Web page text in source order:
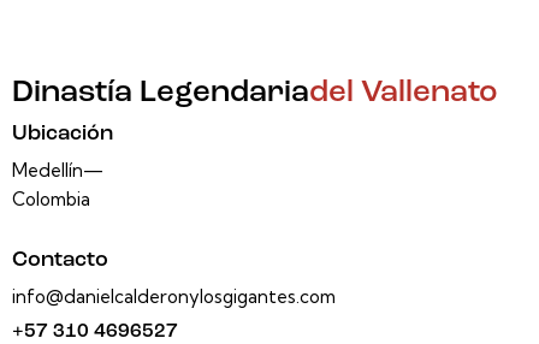
Dinastía Legendariadel Vallenato
Ubicación
Medellín—
Colombia
Contacto
info@danielcalderonylosgigantes.com
+57 310 4696527